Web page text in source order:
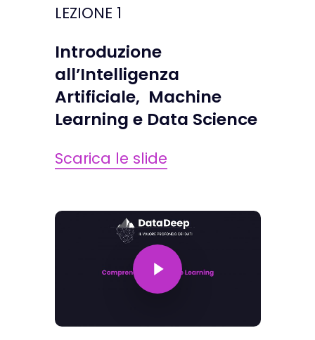
LEZIONE 1
Introduzione
all’Intelligenza
Artificiale, Machine
Learning e Data Science
Scarica le slide
Play Video